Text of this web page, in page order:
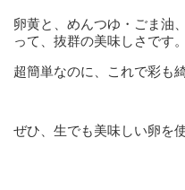
卵黄と、めんつゆ・ごま油
って、抜群の美味しさです。
超簡単なのに、これで彩も
ぜひ、生でも美味しい卵を